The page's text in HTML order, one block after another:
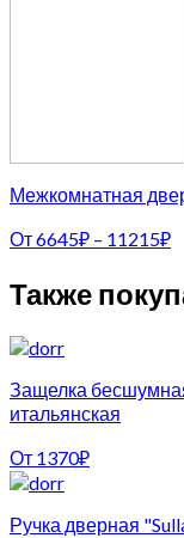
Межкомнатная
От6645₽ – 11215₽
Также
Защелка
итальянская
От 1370₽
Ручка дверная